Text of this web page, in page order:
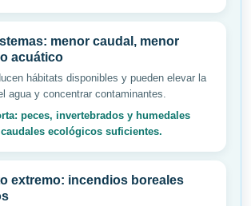
menor caudal, menor
acuático
hábitats disponibles y pueden elevar la
agua y concentrar contaminantes.
peces, invertebrados y humedales
ecológicos suficientes.
extremo: incendios boreales